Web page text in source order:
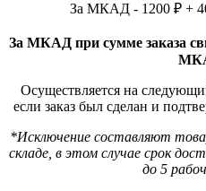
За МКАД - 1200 ₽ +
За МКАД при сумме заказа
Осуществляется на
если заказ был сделан и
*Исключение составляют
складе, в этом случае срок
до 5